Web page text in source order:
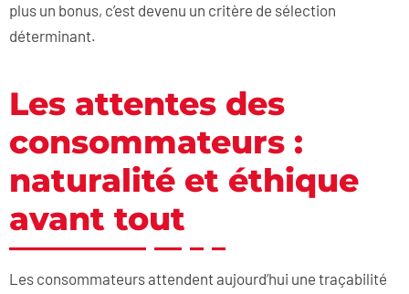
plus un bonus, c’est devenu un critère de sélection
déterminant.
Les attentes des
consommateurs :
naturalité et éthique
avant tout
Les consommateurs attendent aujourd’hui une traçabilité